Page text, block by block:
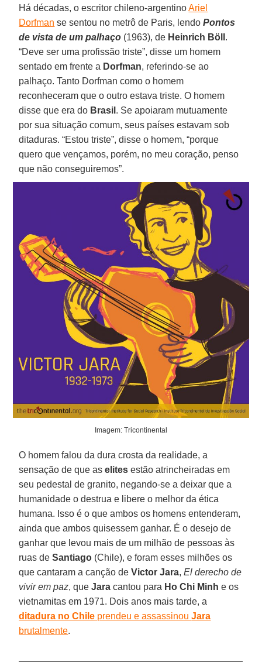
Há décadas, o escritor chileno-argentinoAriel
Dorfman se sentou no metrô de Paris, lendoPontos
de vista de um palhaço (1963), de Heinrich Böll .
“Deve ser uma profissão triste”, disse um homem
sentado em frente a Dorfman, referindo-se ao
palhaço. Tanto Dorfman como o homem
reconheceram que o outro estava triste. O homem
disse que era do Brasil . Se apoiaram mutuamente
por sua situação comum, seus países estavam sob
ditaduras. “Estou triste”, disse o homem, “porque
quero que vençamos, porém, no meu coração, penso
que não conseguiremos”.
Imagem: Tricontinental
O homem falou da dura crosta da realidade, a
sensação de que aselites estão atrincheiradas em
seu pedestal de granito, negando-se a deixar que a
humanidade o destrua e libere o melhor da ética
humana. Isso é o que ambos os homens entenderam,
ainda que ambos quisessem ganhar. É o desejo de
ganhar que levou mais de um milhão de pessoas às
ruas deSantiago (Chile), e foram esses milhões os
que cantaram a canção deVictor Jara,El derecho de
vivir em paz, queJara cantou para Ho Chi Minh e os
vietnamitas em 1971. Dois anos mais tarde, a
ditadura no Chile prendeu e assassinouJara
brutalmente.